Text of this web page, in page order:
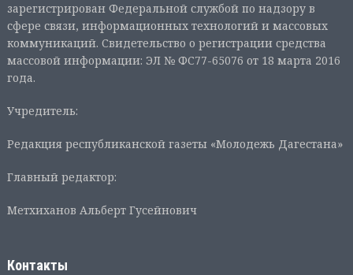
зарегистрирован Федеральной службой по надзору в
сфере связи, информационных технологий и массовых
коммуникаций. Свидетельство о регистрации средства
массовой информации: ЭЛ № ФС77-65076 от 18 марта 2016
года.
Учредитель:
Редакция республиканской газеты «Молодежь Дагестана»
Главный редактор:
Метхиханов Альберт Гусейнович
Контакты